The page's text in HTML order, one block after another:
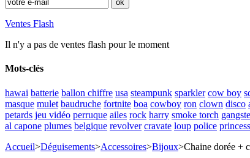
Ventes Flash
Il n'y a pas de ventes flash pour le moment
Mots-clés
hawai batterie ballon chiffre usa steampunk sparkler cow boy
masque mulet baudruche fortnite boa cowboy ron clown disco
petards jeu vidéo perruque ailes rock harry smoke torch
al capone plumes belgique revolver cravate loup police
Accueil>Déguisements>Accessoires>Bijoux>Chaine dorée +